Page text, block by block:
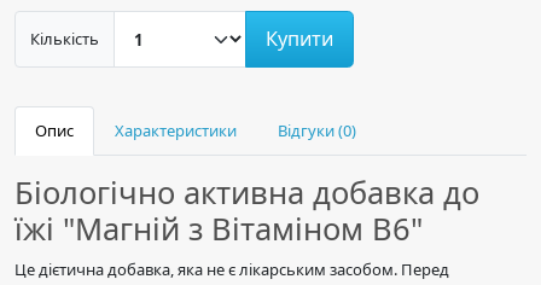
Кількість Купити
Опис Характеристики Відгуки (0)
Біологічно активна добавка до
їжі "Магній з Вітаміном В6"
Це дієтична добавка, яка не є лікарським засобом. Перед